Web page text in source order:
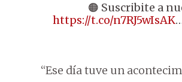
🟠 Suscribite a
https://t.co/n7RJ5wIsAK
“Ese día tuve un